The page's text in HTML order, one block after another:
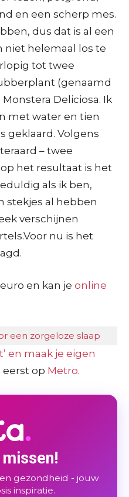
en een scherp mes.
dus dat is al een
niet helemaal los te
tot twee
(genaamd
Deliciosa. Ik
met water en tien
geklaard. Volgens
– twee
het resultaat is het
als ik ben,
stekjes al hebben
verschijnen
nu is het
euro en kan je online
een zorgeloze slaap
en maak je eigen
eerst op Metro.
gezondheid - jouw
inspiratie.